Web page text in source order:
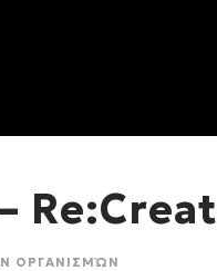
ΟΡΓΑΝΙΣΜΏΝ